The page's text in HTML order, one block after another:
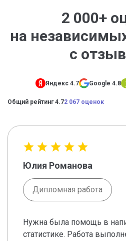
2 000+
на
с
Яндекс 4.7 Google 4.8
Общий рейтинг 4.72 067 оценок
Юлия Романова
Дипломная работа
Нужна была помощь в
статистике. Работа